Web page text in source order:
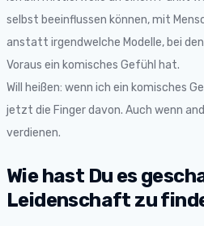
selbst beeinflussen können, mit
anstatt irgendwelche Modelle, bei
Voraus ein komisches Gefühl hat.
Will heißen: wenn ich ein komisches
jetzt die Finger davon. Auch wenn
verdienen.
Wie hast Du es
Leidenschaft zu